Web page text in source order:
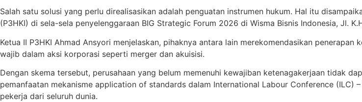
Salah satu solusi yang perlu direalisasikan adalah penguatan instrumen hukum. Hal itu
(P3HKI) di sela-sela penyelenggaraan BIG Strategic Forum 2026 di Wisma Bisnis Indonesia, Jl.
Ketua II P3HKI Ahmad Ansyori menjelaskan, pihaknya antara lain merekomendasikan
wajib dalam aksi korporasi seperti merger dan akuisisi.
Dengan skema tersebut, perusahaan yang belum memenuhi kewajiban ketenagakerjaan tidak
pemanfaatan mekanisme application of standards dalam International Labour Conference
pekerja dari seluruh dunia.